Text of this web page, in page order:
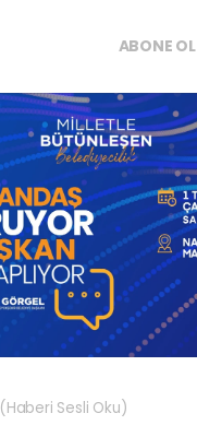
ABONE OL
(Haberi Sesli Oku)